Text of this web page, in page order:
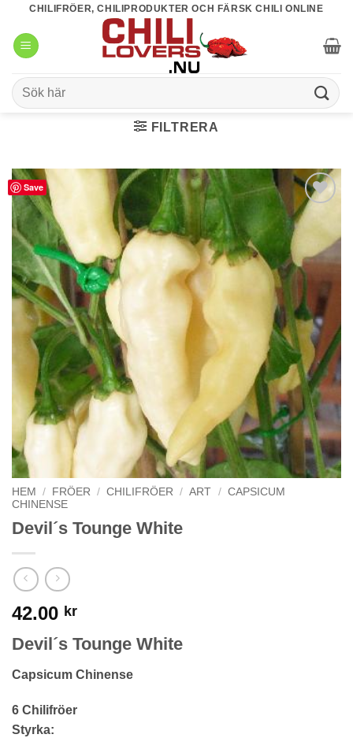
content
CHILIFRÖER, CHILIPRODUKTER OCH FÄRSK CHILI ONLINE
Sök
efter:
FILTRERA
Save
lägg till i
favoriter
HEM / FRÖER / CHILIFRÖER / ART / CAPSICUM
CHINENSE
Devil´s Tounge White
42.00 kr
Devil´s Tounge White
Capsicum Chinense
6 Chilifröer
Styrka: